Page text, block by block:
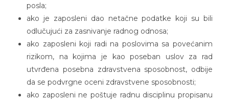
posla;
ako je zaposleni dao netačne podatke koji su bili
odlučujući za zasnivanje radnog odnosa;
ako zaposleni koji radi na poslovima sa povećanim
rizikom, na kojima je kao poseban uslov za rad
utvrđena posebna zdravstvena sposobnost, odbije
da se podvrgne oceni zdravstvene sposobnosti;
ako zaposleni ne poštuje radnu disciplinu propisanu